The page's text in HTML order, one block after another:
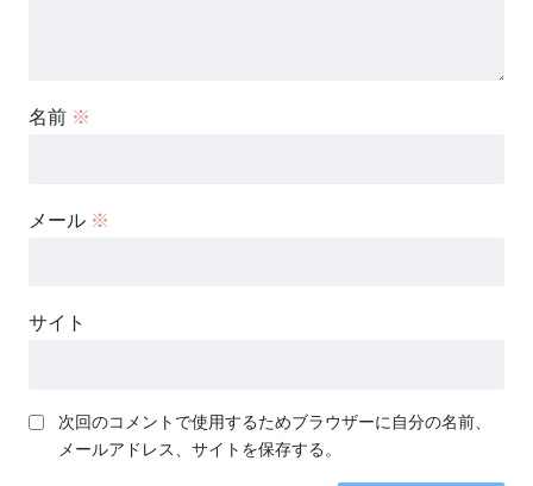
名前 ※
メール ※
サイト
次回のコメントで使用するためブラウザーに自分の名前、
メールアドレス、サイトを保存する。